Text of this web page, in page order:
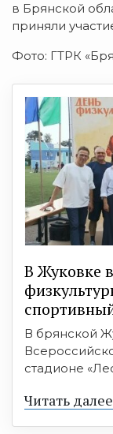
в Брянской
приняли
Фото: ГТРК
В Жуковке
В брянской
стадионе
Читать далее